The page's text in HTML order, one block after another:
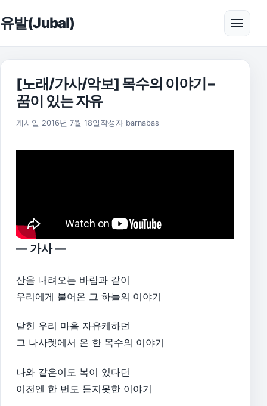
유발(Jubal) 메뉴
[노래/가사/악보] 목수의 이야기 –
꿈이 있는 자유
게시일 2016년 7월 18일 2025년 11월 18일
작성자 barnabas
— 가사 —
산을 내려오는 바람과 같이
우리에게 불어온 그 하늘의 이야기
닫힌 우리 마음 자유케하던
그 나사렛에서 온 한 목수의 이야기
나와 같은이도 복이 있다던
이전엔 한 번도 듣지못한 이야기